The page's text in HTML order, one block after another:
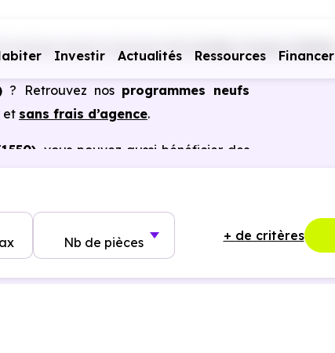
Investir Actualités Ressources Financer
Haute-Garonne (31) Gaillac-Toulza (31550)
? Retrouvez nos programmes neufs
et sans frais d’agence.
, vous pouvez aussi bénéficier des
Nb de pièces + de critères